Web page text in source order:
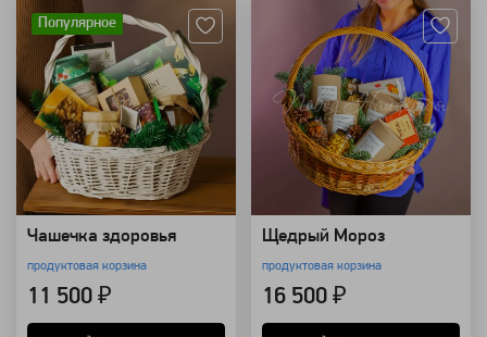
Популярное
Чашечка здоровья
продуктовая корзина
11 500 ₽
Щедрый Мороз
продуктовая корзина
16 500 ₽